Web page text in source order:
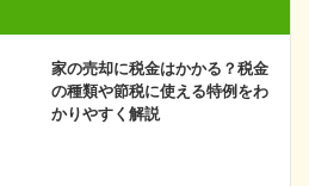
家の売却に税金はかかる？税金
の種類や節税に使える特例をわ
かりやすく解説